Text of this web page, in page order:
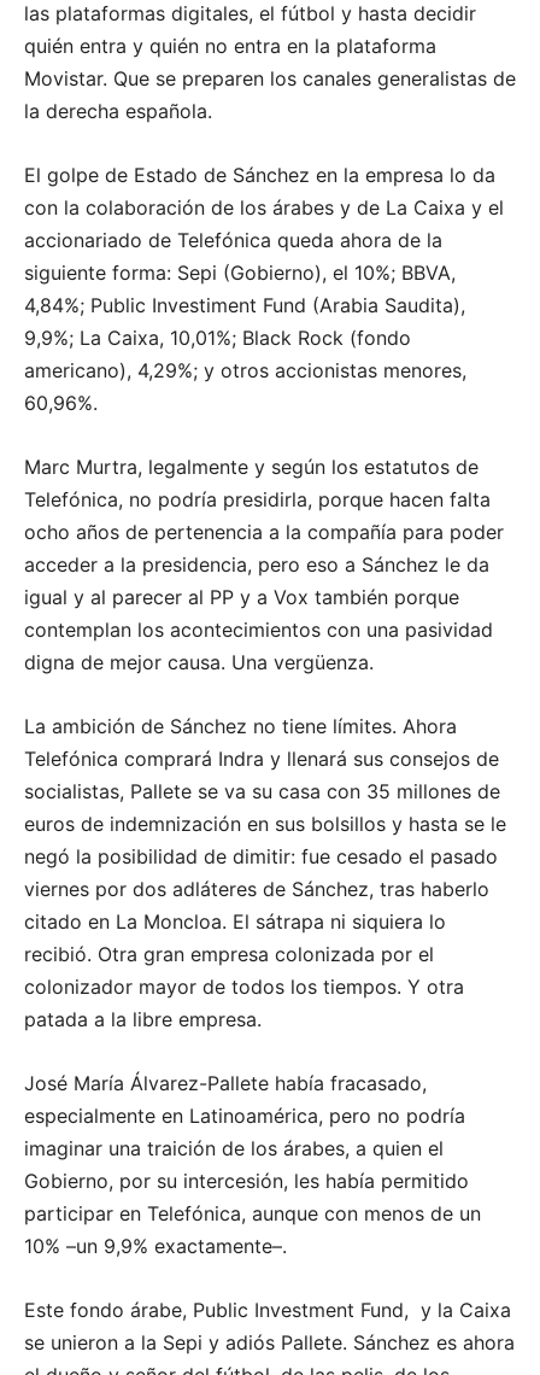
las plataformas digitales, el fútbol y hasta decidir
quién entra y quién no entra en la plataforma
Movistar. Que se preparen los canales generalistas de
la derecha española.
El golpe de Estado de Sánchez en la empresa lo da
con la colaboración de los árabes y de La Caixa y el
accionariado de Telefónica queda ahora de la
siguiente forma: Sepi (Gobierno), el 10%; BBVA,
4,84%; Public Investiment Fund (Arabia Saudita),
9,9%; La Caixa, 10,01%; Black Rock (fondo
americano), 4,29%; y otros accionistas menores,
60,96%.
Marc Murtra, legalmente y según los estatutos de
Telefónica, no podría presidirla, porque hacen falta
ocho años de pertenencia a la compañía para poder
acceder a la presidencia, pero eso a Sánchez le da
igual y al parecer al PP y a Vox también porque
contemplan los acontecimientos con una pasividad
digna de mejor causa. Una vergüenza.
La ambición de Sánchez no tiene límites. Ahora
Telefónica comprará Indra y llenará sus consejos de
socialistas, Pallete se va su casa con 35 millones de
euros de indemnización en sus bolsillos y hasta se le
negó la posibilidad de dimitir: fue cesado el pasado
viernes por dos adláteres de Sánchez, tras haberlo
citado en La Moncloa. El sátrapa ni siquiera lo
recibió. Otra gran empresa colonizada por el
colonizador mayor de todos los tiempos. Y otra
patada a la libre empresa.
José María Álvarez-Pallete había fracasado,
especialmente en Latinoamérica, pero no podría
imaginar una traición de los árabes, a quien el
Gobierno, por su intercesión, les había permitido
participar en Telefónica, aunque con menos de un
10% –un 9,9% exactamente–.
Este fondo árabe, Public Investment Fund, y la Caixa
se unieron a la Sepi y adiós Pallete. Sánchez es ahora